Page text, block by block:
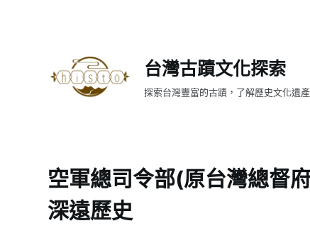
台灣古蹟文化探索
探索台灣豐富的古蹟，了解歷史文化遺
空軍總司令部(原台灣總督
深遠歷史